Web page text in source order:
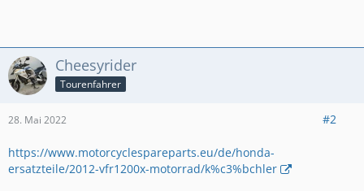
Cheesyrider
Tourenfahrer
28. Mai 2022 #2
https://www.motorcyclespareparts.eu/de/honda-
ersatzteile/2012-vfr1200x-motorrad/k%c3%bchler